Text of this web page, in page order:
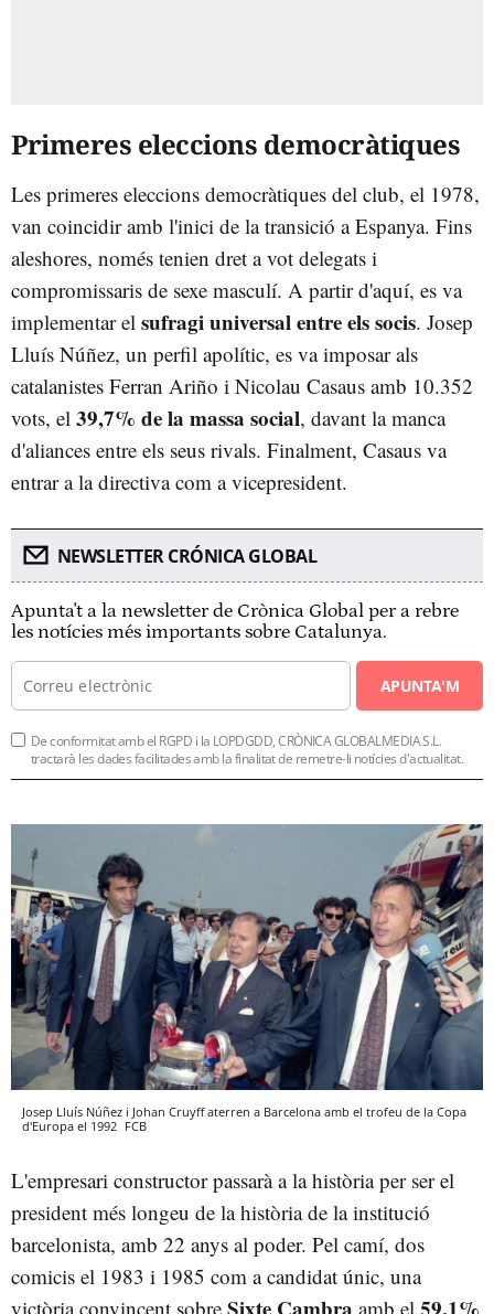
Primeres eleccions democràtiques
Les primeres eleccions democràtiques del club, el 1978,
van coincidir amb l'inici de la transició a Espanya. Fins
aleshores, només tenien dret a vot delegats i
compromissaris de sexe masculí. A partir d'aquí, es va
implementar el sufragi universal entre els socis. Josep
Lluís Núñez, un perfil apolític, es va imposar als
catalanistes Ferran Ariño i Nicolau Casaus amb 10.352
vots, el 39,7% de la massa social, davant la manca
d'aliances entre els seus rivals. Finalment, Casaus va
entrar a la directiva com a vicepresident.
NEWSLETTER CRÓNICA GLOBAL
Apunta't a la newsletter de Crònica Global per a rebre
les notícies més importants sobre Catalunya.
APUNTA'M
De conformitat amb el RGPD i la LOPDGDD, CRÒNICA GLOBALMEDIA S.L.
tractarà les dades facilitades amb la finalitat de remetre-li notícies d'actualitat.
Josep Lluís Núñez i Johan Cruyff aterren a Barcelona amb el trofeu de la Copa
d'Europa el 1992 FCB
L'empresari constructor passarà a la història per ser el
president més longeu de la història de la institució
barcelonista, amb 22 anys al poder. Pel camí, dos
comicis el 1983 i 1985 com a candidat únic, una
victòria convincent sobre Sixte Cambra amb el 59,1%